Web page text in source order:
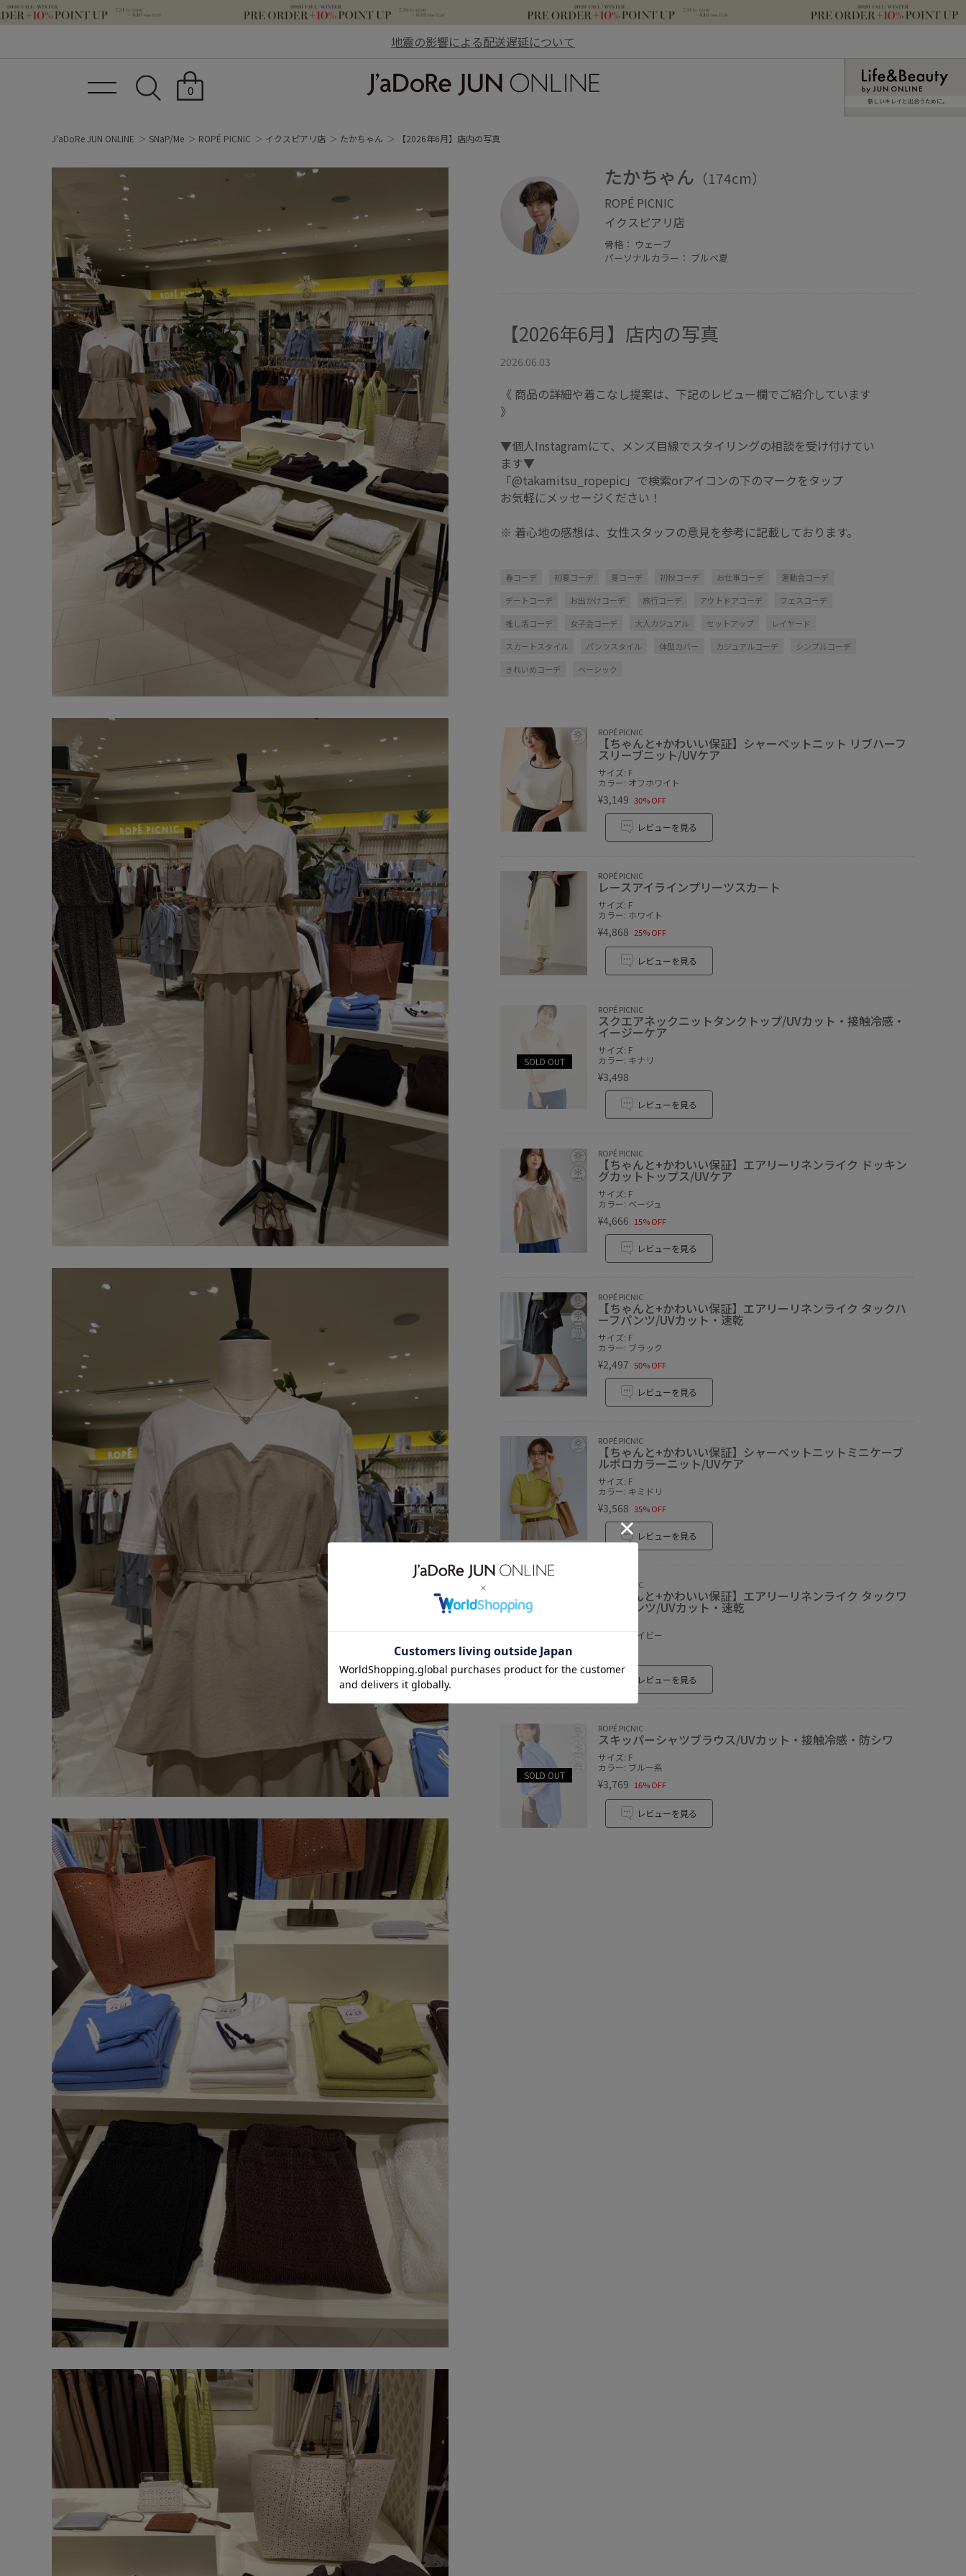
地震の影響による配送遅延について
0
新しいキレイと出合うために。
J'aDoRe JUN ONLINE SNaP/Me ROPÉ PICNIC イクスピアリ店 たかちゃん 【2026年6月】店内の写真
たかちゃん （174cm）
ROPÉ PICNIC
イクスピアリ店
骨格： ウェーブ
パーソナルカラー： ブルべ夏
【2026年6月】店内の写真
2026.06.03
《 商品の詳細や着こなし提案は、下記のレビュー欄でご紹介しています
》
▼個人Instagramにて、メンズ目線でスタイリングの相談を受け付けてい
ます▼
「@takamitsu_ropepic」で検索orアイコンの下のマークをタップ
お気軽にメッセージください！
※ 着心地の感想は、女性スタッフの意見を参考に記載しております。
春コーデ 初夏コーデ 夏コーデ 初秋コーデ お仕事コーデ
運動会コーデ
デートコーデ
お出かけコーデ 旅行コーデ アウトドアコーデ
フェスコーデ
推し活コーデ
女子会コーデ 大人カジュアル セットアップ
レイヤード
スカートスタイル
パンツスタイル 体型カバー カジュアルコーデ
シンプルコーデ
きれいめコーデ
ベーシック
ROPÉ PICNIC
【ちゃんと+かわいい保証】シャーベットニット リブハーフ
スリーブニット/UVケア
サイズ: F
カラー: オフホワイト
¥3,149 30% OFF
レビューを見る
ROPÉ PICNIC
レースアイラインプリーツスカート
サイズ: F
カラー: ホワイト
¥4,868 25% OFF
レビューを見る
ROPÉ PICNIC
スクエアネックニットタンクトップ/UVカット・接触冷感・
イージーケア
サイズ: F
カラー: キナリ
¥3,498
レビューを見る
ROPÉ PICNIC
【ちゃんと+かわいい保証】エアリーリネンライク ドッキン
グカットトップス/UVケア
サイズ: F
カラー: ベージュ
¥4,666 15% OFF
レビューを見る
ROPÉ PICNIC
【ちゃんと+かわいい保証】エアリーリネンライク タックハ
ーフパンツ/UVカット・速乾
サイズ: F
カラー: ブラック
¥2,497 50% OFF
レビューを見る
ROPÉ PICNIC
【ちゃんと+かわいい保証】シャーベットニットミニケーブ
ルポロカラーニット/UVケア
サイズ: F
カラー: キミドリ
¥3,568 35% OFF
レビューを見る
ROPÉ PICNIC
【ちゃんと+かわいい保証】エアリーリネンライク タックワ
イドパンツ/UVカット・速乾
カラー: ネイビー
レビューを見る
ROPÉ PICNIC
スキッパーシャツブラウス/UVカット・接触冷感・防シワ
サイズ: F
カラー: ブルー系
¥3,769 16% OFF
レビューを見る